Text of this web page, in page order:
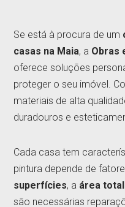
Se está à procura de um
casas na Maia, a Obras
oferece soluções
proteger o seu imóvel.
materiais de alta
duradouros e
Cada casa tem
pintura depende de
superfícies, a área
são necessárias